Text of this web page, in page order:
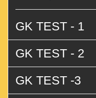
GK TEST - 1
GK TEST - 2
GK TEST -3